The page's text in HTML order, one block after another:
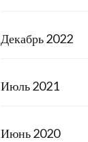
Декабрь 2022
Июль 2021
Июнь 2020